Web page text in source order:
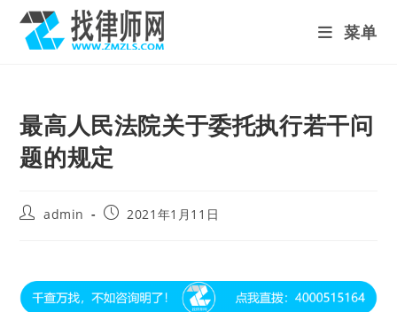
content
菜单
最高人民法院关于委托执行若干问
题的规定
Postadmin
Post2021年1月11日